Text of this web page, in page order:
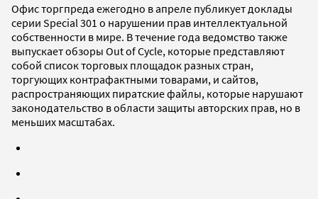
Офис торгпреда ежегодно в апреле публикует доклады
серии Special 301 о нарушении прав интеллектуальной
собственности в мире. В течение года ведомство также
выпускает обзоры Out of Cycle, которые представляют
собой список торговых площадок разных стран,
торгующих контрафактными товарами, и сайтов,
распространяющих пиратские файлы, которые нарушают
законодательство в области защиты авторских прав, но в
меньших масштабах.